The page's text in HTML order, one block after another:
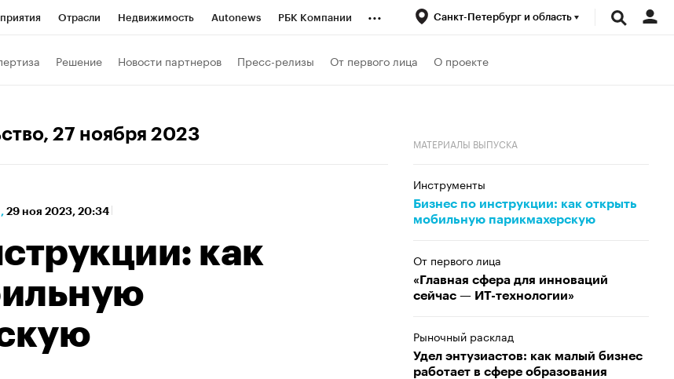
Отрасли Недвижимость Autonews РБК Компании
Спецпроекты СПб
... Санкт-Петербург и область
Решение Новости партнеров Пресс-релизы От первого лица О проекте
, 27 ноября 2023
, 29 ноя 2023, 20:34
как
МАТЕРИАЛЫ ВЫПУСКА
Инструменты
Бизнес по инструкции: как открыть
мобильную парикмахерскую
От первого лица
«Главная сфера для инноваций
сейчас — ИТ-технологии»
Рыночный расклад
Удел энтузиастов: как малый бизнес
работает в сфере образования